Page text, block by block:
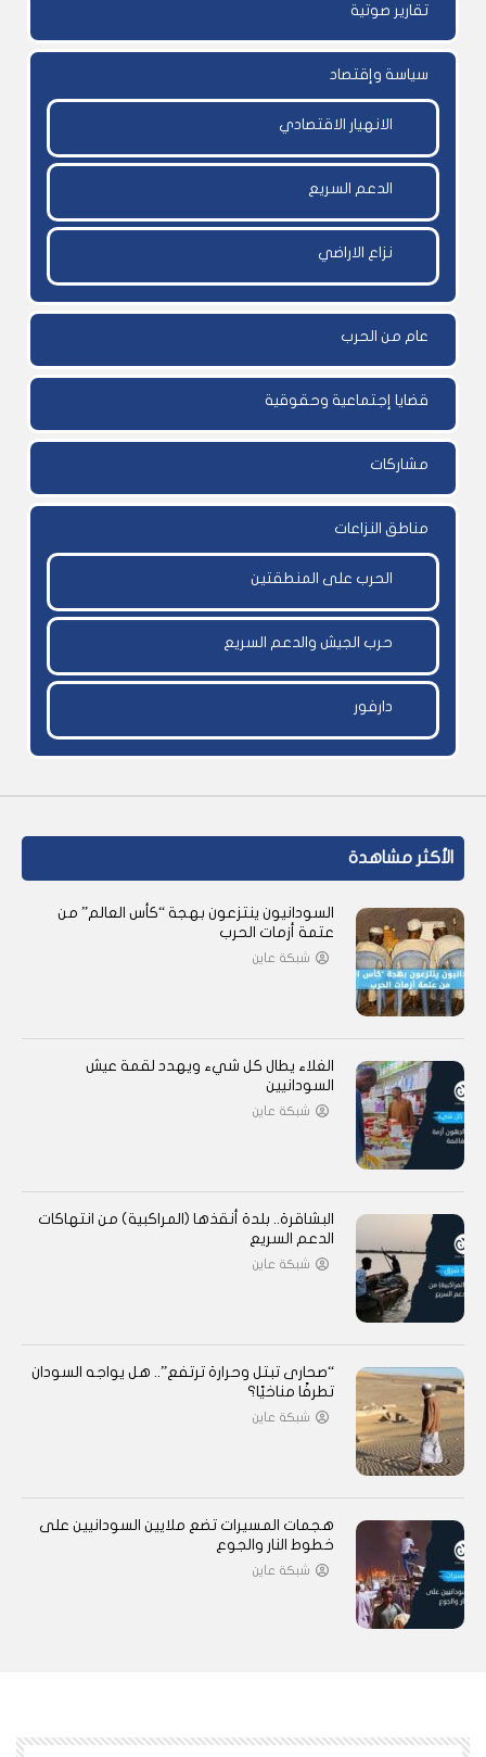
تقارير صوتية
سياسة وإقتصاد
الانهيار الاقتصادي
الدعم السريع
نزاع الاراضي
عام من الحرب
قضايا إجتماعية وحقوقية
مشاركات
مناطق النزاعات
الحرب على المنطقتين
حرب الجيش والدعم السريع
دارفور
الأكثر مشاهدة
السودانيون ينتزعون بهجة “كأس العالم” من
عتمة أزمات الحرب
شبكة عاين
الغلاء يطال كل شيء ويهدد لقمة عيش
السودانيين
شبكة عاين
البشاقرة.. بلدة أنقذها (المراكبية) من انتهاكات
الدعم السريع
شبكة عاين
“صحارى تبتل وحرارة ترتفع”.. هل يواجه السودان
تطرفًا مناخيًا؟
شبكة عاين
هجمات المسيرات تضع ملايين السودانيين على
خطوط النار والجوع
شبكة عاين